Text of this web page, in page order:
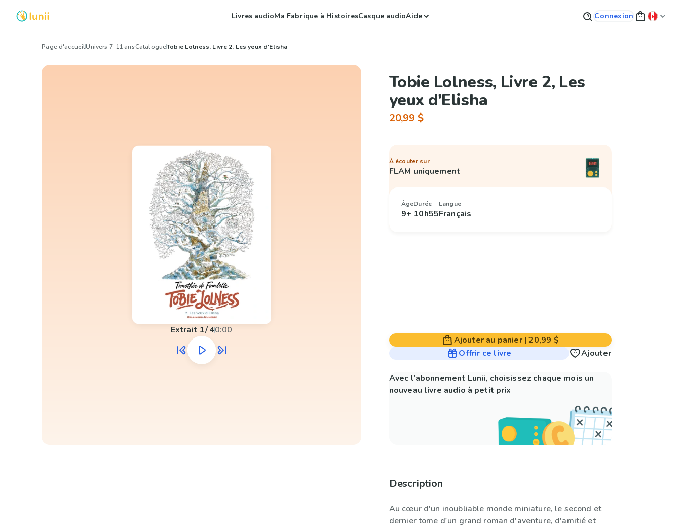
Livres audioMa Fabrique à HistoiresCasque audioAide Connexion
Page d'accueilUnivers 7-11 ansCatalogueTobie Lolness, Livre 2, Les yeux d'Elisha
Extrait 1/40:00
Tobie Lolness, Livre 2, Les
yeux d'Elisha
20,99 $
À écouter sur
FLAM uniquement
Âge
9+
Durée
10h55
Langue
Français
Ajouter au panier|20,99 $
Offrir ce livre
Ajouter
Avec l’abonnement Lunii, choisissez chaque mois un
nouveau livre audio à petit prix
Description
Au cœur d'un inoubliable monde miniature, le second et
dernier tome d'un grand roman d'aventure, d'amitié et